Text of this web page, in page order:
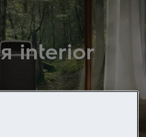
interior